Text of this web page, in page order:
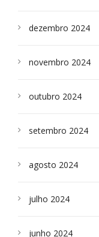
dezembro 2024
novembro 2024
outubro 2024
setembro 2024
agosto 2024
julho 2024
junho 2024